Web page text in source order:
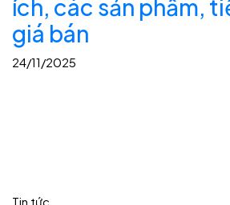
ích, các sản phẩm,
giá bán
24/11/2025
Tin tức